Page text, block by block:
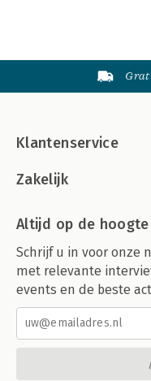
Klantenservice
Zakelijk
Altijd op de hoogte
Schrijf u in voor onze
met relevante
events en de beste